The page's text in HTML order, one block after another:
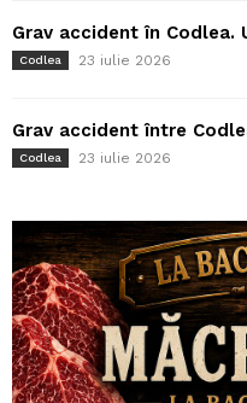
Grav accident în
Codlea 23 iulie 2026
Grav accident între
Codlea 23 iulie 2026